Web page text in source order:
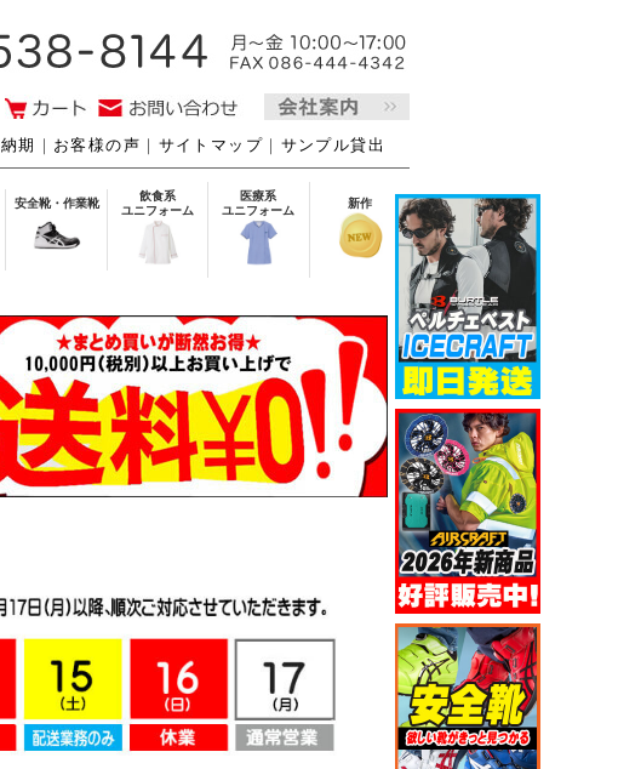
納期 ｜ お客様の声 ｜ サイトマップ ｜ サンプル貸出
安全靴・作業靴
飲食系
ユニフォーム
医療系
ユニフォーム
新作